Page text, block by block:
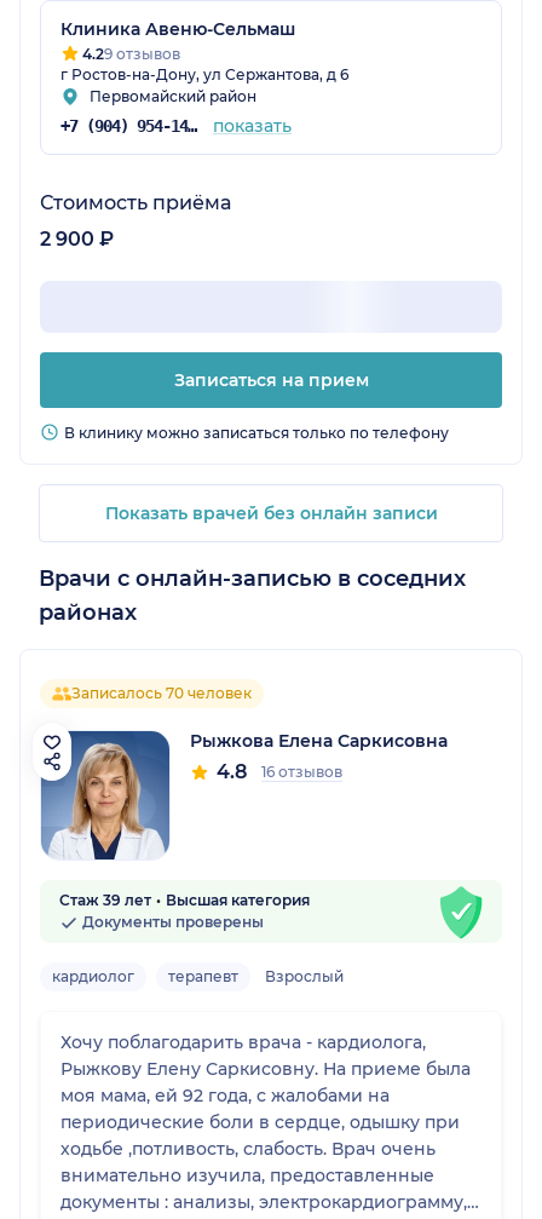
Клиника Авеню-Сельмаш
4.29 отзывов
г Ростов-на-Дону, ул Сержантова, д 6
Первомайский район
+7 (904) 954-14-39 показать
Стоимость приёма
2 900 ₽
Записаться на прием
В клинику можно записаться только по телефону
Показать врачей без онлайн записи
Врачи с онлайн-записью в соседних
районах
Записалось 70 человек
Рыжкова Елена Саркисовна
4.8 16 отзывов
Стаж 39 лет
Высшая категория
Документы проверены
кардиолог терапевт Взрослый
Хочу поблагодарить врача - кардиолога,
Рыжкову Елену Саркисовну. На приеме была
моя мама, ей 92 года, с жалобами на
периодические боли в сердце, одышку при
ходьбе ,потливость, слабость. Врач очень
внимательно изучила, предоставленные
документы : анализы, электрокардиограмму,